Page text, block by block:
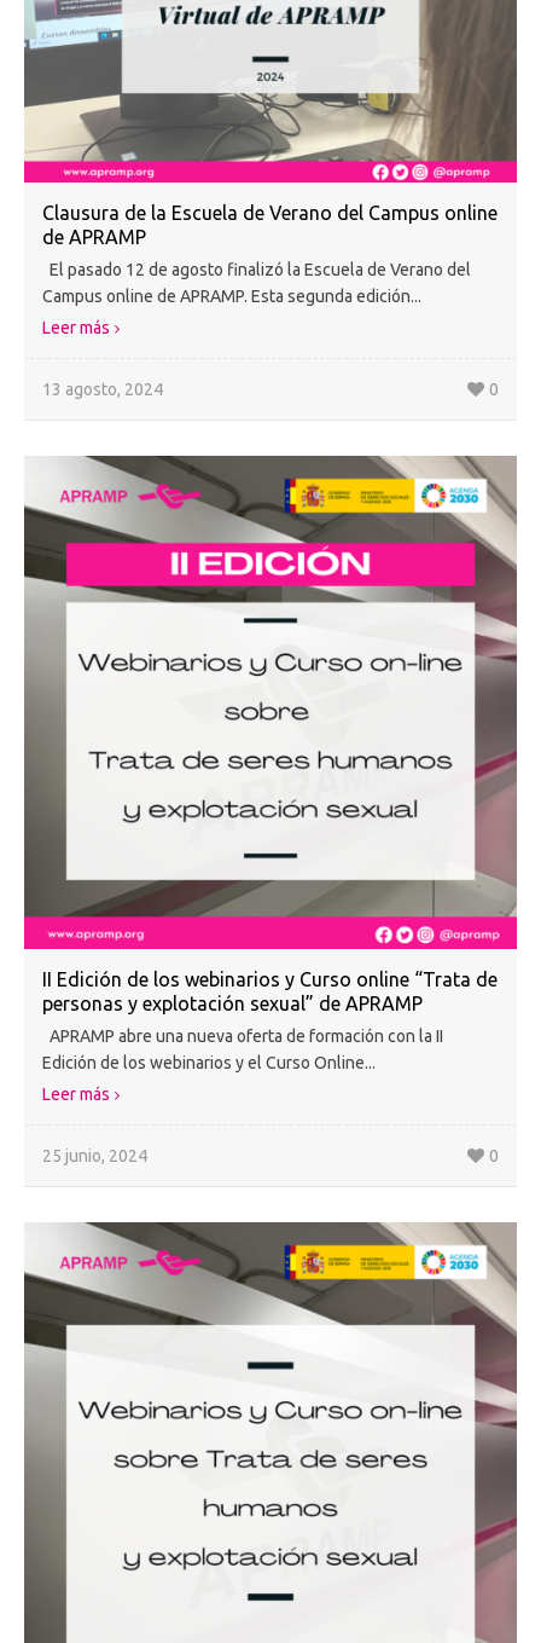
Clausura de la Escuela de Verano del Campus online
de APRAMP
El pasado 12 de agosto finalizó la Escuela de Verano del
Campus online de APRAMP. Esta segunda edición...
Leer más
13 agosto, 2024 0
II Edición de los webinarios y Curso online “Trata de
personas y explotación sexual” de APRAMP
APRAMP abre una nueva oferta de formación con la II
Edición de los webinarios y el Curso Online...
Leer más
25 junio, 2024 0